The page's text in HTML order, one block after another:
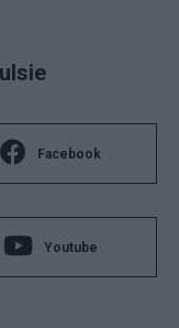
Facebook
Youtube